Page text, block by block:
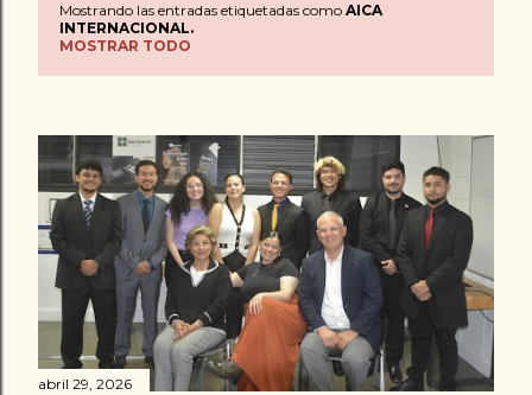
n
t
r
a
d
a
s
Mostrando las entradas etiquetadas como AICA
INTERNACIONAL.
MOSTRAR TODO
abril 29, 2026